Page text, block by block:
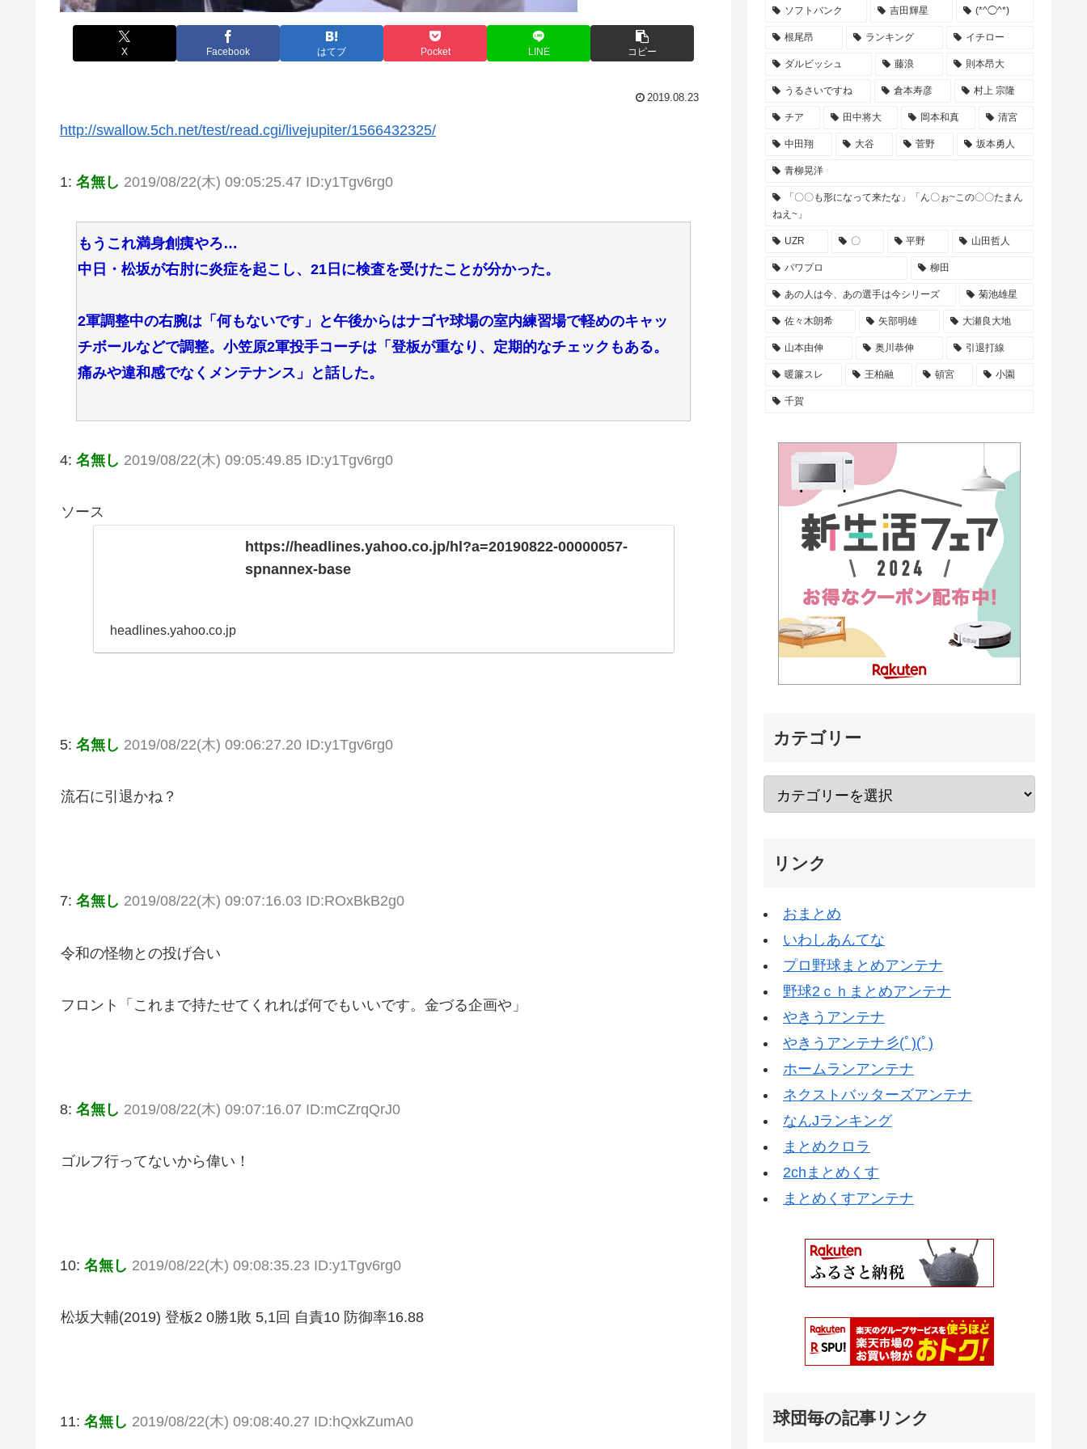
X Facebook はてブ Pocket LINE コピー
2019.08.23
http://swallow.5ch.net/test/read.cgi/livejupiter/1566432325/
1: 名無し 2019/08/22(木) 09:05:25.47 ID:y1Tgv6rg0
もうこれ満身創痍やろ…
中日・松坂が右肘に炎症を起こし、21日に検査を受けたことが分かった。
2軍調整中の右腕は「何もないです」と午後からはナゴヤ球場の室内練習場で軽めのキャッ
チボールなどで調整。小笠原2軍投手コーチは「登板が重なり、定期的なチェックもある。
痛みや違和感でなくメンテナンス」と話した。
4: 名無し 2019/08/22(木) 09:05:49.85 ID:y1Tgv6rg0
ソース
https://headlines.yahoo.co.jp/hl?a=20190822-00000057-
spnannex-base
headlines.yahoo.co.jp
5: 名無し 2019/08/22(木) 09:06:27.20 ID:y1Tgv6rg0
流石に引退かね？
7: 名無し 2019/08/22(木) 09:07:16.03 ID:ROxBkB2g0
令和の怪物との投げ合い
フロント「これまで持たせてくれれば何でもいいです。金づる企画や」
8: 名無し 2019/08/22(木) 09:07:16.07 ID:mCZrqQrJ0
ゴルフ行ってないから偉い！
10: 名無し 2019/08/22(木) 09:08:35.23 ID:y1Tgv6rg0
松坂大輔(2019) 登板2 0勝1敗 5,1回 自責10 防御率16.88
11: 名無し 2019/08/22(木) 09:08:40.27 ID:hQxkZumA0
ソフトバンク 吉田輝星 (*^◯^*)
根尾昂 ランキング イチロー
ダルビッシュ 藤浪 則本昂大
うるさいですね 倉本寿彦 村上 宗隆
チア 田中将大 岡本和真 清宮
中田翔 大谷 菅野 坂本勇人
青柳晃洋
「〇〇も形になって来たな」「ん〇ぉ~この〇〇たまん
ねえ~」
UZR 〇 平野 山田哲人
パワプロ 柳田
あの人は今、あの選手は今シリーズ 菊池雄星
佐々木朗希 矢部明雄 大瀬良大地
山本由伸 奥川恭伸 引退打線
暖簾スレ 王柏融 頓宮 小園
千賀
カテゴリー
リンク
おまとめ
いわしあんてな
プロ野球まとめアンテナ
野球2ｃｈまとめアンテナ
やきうアンテナ
やきうアンテナ彡(ﾟ)(ﾟ)
ホームランアンテナ
ネクストバッターズアンテナ
なんJランキング
まとめクロラ
2chまとめくす
まとめくすアンテナ
球団毎の記事リンク